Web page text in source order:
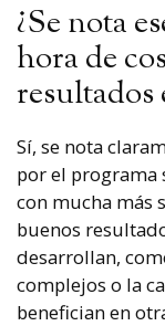
¿Se nota
hora de
resultados
Sí, se nota
por el programa
con mucha más
buenos
desarrollan,
complejos o la
benefician en